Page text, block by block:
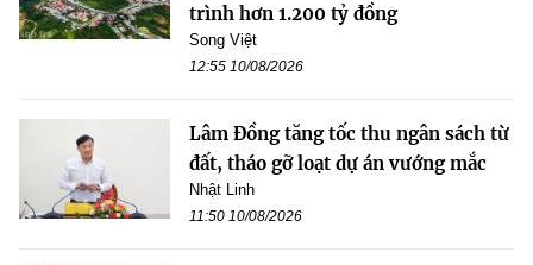
trình hơn 1.200 tỷ đồng
Song Việt
12:55 10/08/2026
Lâm Đồng tăng tốc thu ngân sách từ
đất, tháo gỡ loạt dự án vướng mắc
Nhật Linh
11:50 10/08/2026